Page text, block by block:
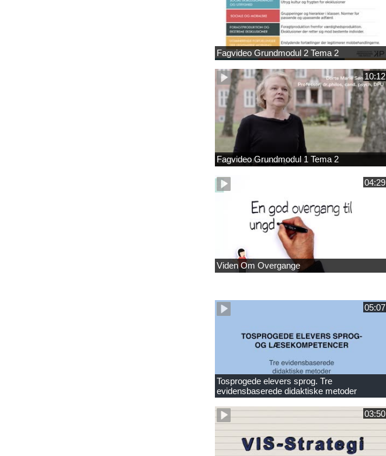
Fagvideo Grundmodul 2 Tema 2
10:12
Fagvideo Grundmodul 1 Tema 2
04:29
Viden Om Overgange
05:07
Tosprogede elevers sprog. Tre
evidensbaserede didaktiske metoder
03:50